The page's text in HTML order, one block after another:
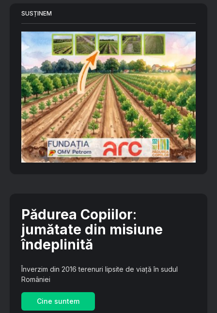
SUSȚINEM
Pădurea Copiilor:
jumătate din misiune
îndeplinită
Înverzim din 2016 terenuri lipsite de viață în sudul
României
Cine suntem